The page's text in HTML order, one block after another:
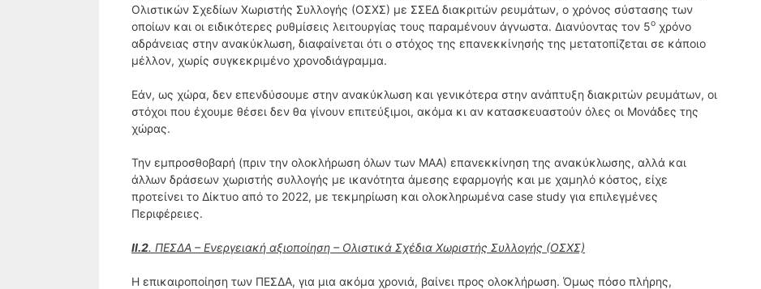
Ολιστικών Σχεδίων Χωριστής Συλλογής (ΟΣΧΣ) με ΣΣΕΔ διακριτών ρευμάτων, ο χρόνος σύστασης των
οποίων και οι ειδικότερες ρυθμίσεις λειτουργίας τους παραμένουν άγνωστα. Διανύοντας τον 5ο χρόνο
αδράνειας στην ανακύκλωση, διαφαίνεται ότι ο στόχος της επανεκκίνησής της μετατοπίζεται σε κάποιο
μέλλον, χωρίς συγκεκριμένο χρονοδιάγραμμα.
Εάν, ως χώρα, δεν επενδύσουμε στην ανακύκλωση και γενικότερα στην ανάπτυξη διακριτών ρευμάτων, οι
στόχοι που έχουμε θέσει δεν θα γίνουν επιτεύξιμοι, ακόμα κι αν κατασκευαστούν όλες οι Μονάδες της
χώρας.
Την εμπροσθοβαρή (πριν την ολοκλήρωση όλων των ΜΑΑ) επανεκκίνηση της ανακύκλωσης, αλλά και
άλλων δράσεων χωριστής συλλογής με ικανότητα άμεσης εφαρμογής και με χαμηλό κόστος, είχε
προτείνει το Δίκτυο από το 2022, με τεκμηρίωση και ολοκληρωμένα case study για επιλεγμένες
Περιφέρειες.
ΙΙ.2. ΠΕΣΔΑ – Ενεργειακή αξιοποίηση – Ολιστικά Σχέδια Χωριστής Συλλογής (ΟΣΧΣ)
Η επικαιροποίηση των ΠΕΣΔΑ, για μια ακόμα χρονιά, βαίνει προς ολοκλήρωση. Όμως πόσο πλήρης,